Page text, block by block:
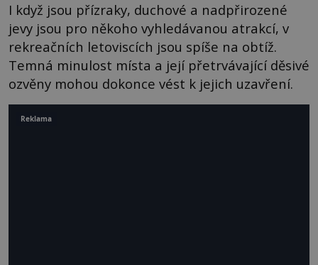
I když jsou přízraky, duchové a nadpřirozené
jevy jsou pro někoho vyhledávanou atrakcí, v
rekreačních letoviscích jsou spíše na obtíž.
Temná minulost místa a její přetrvávající děsivé
ozvěny mohou dokonce vést k jejich uzavření.
Reklama